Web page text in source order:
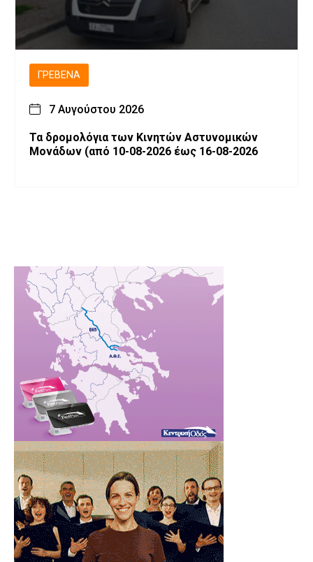
ΓΡΕΒΕΝΆ
7 Αυγούστου 2026
Τα δρομολόγια των Κινητών Αστυνομικών
Μονάδων (από 10-08-2026 έως 16-08-2026